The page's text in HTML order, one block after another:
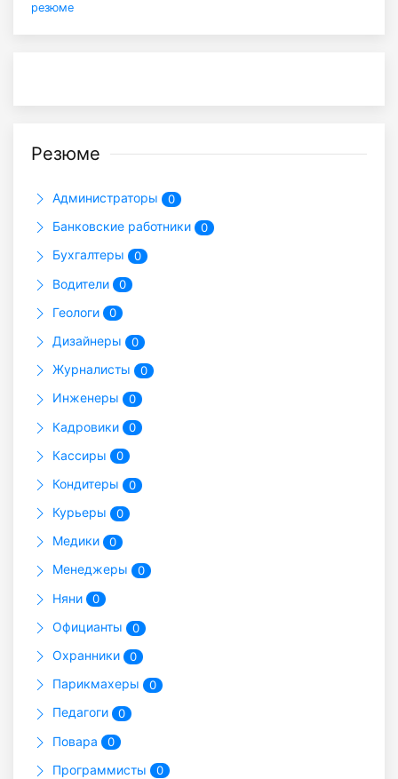
резюме
Резюме
Администраторы 0
Банковские работники 0
Бухгалтеры 0
Водители 0
Геологи 0
Дизайнеры 0
Журналисты 0
Инженеры 0
Кадровики 0
Кассиры 0
Кондитеры 0
Курьеры 0
Медики 0
Менеджеры 0
Няни 0
Официанты 0
Охранники 0
Парикмахеры 0
Педагоги 0
Повара 0
Программисты 0